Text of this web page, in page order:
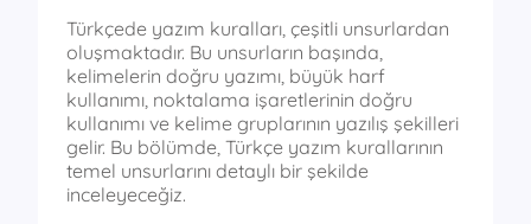
Türkçede yazım kuralları, çeşitli unsurlardan
oluşmaktadır. Bu unsurların başında,
kelimelerin doğru yazımı, büyük harf
kullanımı, noktalama işaretlerinin doğru
kullanımı ve kelime gruplarının yazılış şekilleri
gelir. Bu bölümde, Türkçe yazım kurallarının
temel unsurlarını detaylı bir şekilde
inceleyeceğiz.